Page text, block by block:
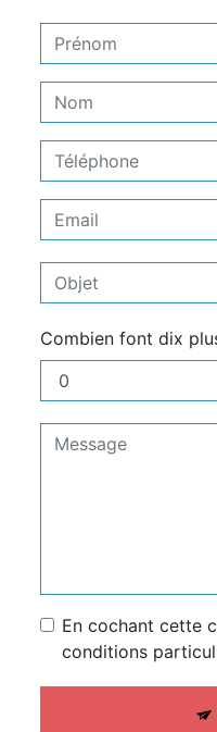
Combien font dix
En cochant cette
conditions